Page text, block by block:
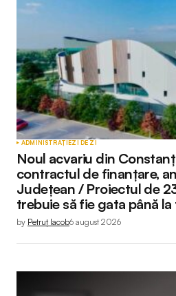
ADMINISTRAȚIEZI DE ZI
Noul acvariu din
contractul de finanțare,
Județean / Proiectul de
trebuie să fie gata până
by Petruț Iacob6 august 2026